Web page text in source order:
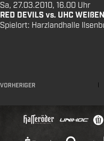
Sa, 27.03.2010, 16.00 Uhr
RED DEVILS vs. UHC
Spielort: Harzlandhalle
VORHERIGER